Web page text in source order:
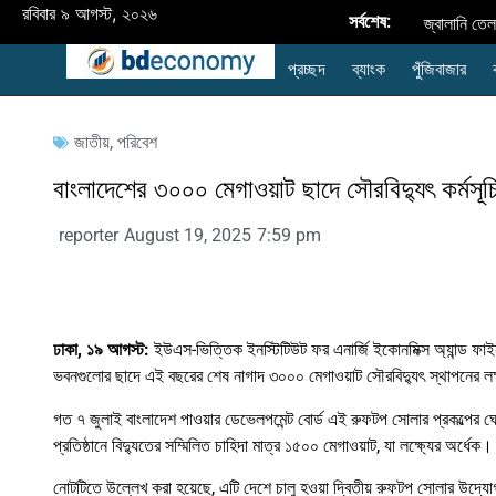
রবিবার ৯ আগস্ট, ২০২৬ সর্বশেষ: জ্বালানি
অর্ধবার্ষিক
কারখানার
অনুমোদিত
প্রচ্ছদ ব্যাংক পুঁজিবাজার
জাতীয়, পরিবেশ
বাংলাদেশের ৩০০০ মেগাওয়াট ছাদে সৌরবিদ্যুৎ
reporter August 19, 2025 7:59 pm
ঢাকা, ১৯ আগস্ট: ইউএস-ভিত্তিক ইনস্টিটিউট ফর এনার্জি ইকোনমিক্স অ্যান্ড
ভবনগুলোর ছাদে এই বছরের শেষ নাগাদ ৩০০০ মেগাওয়াট সৌরবিদ্যুৎ স্থাপনের
গত ৭ জুলাই বাংলাদেশ পাওয়ার ডেভেলপমেন্ট বোর্ড এই রুফটপ সোলার প্রকল্পের
প্রতিষ্ঠানে বিদ্যুতের সম্মিলিত চাহিদা মাত্র ১৫০০ মেগাওয়াট, যা লক্ষ্যের অর্ধেক।
নোটটিতে উল্লেখ করা হয়েছে, এটি দেশে চালু হওয়া দ্বিতীয় রুফটপ সোলার